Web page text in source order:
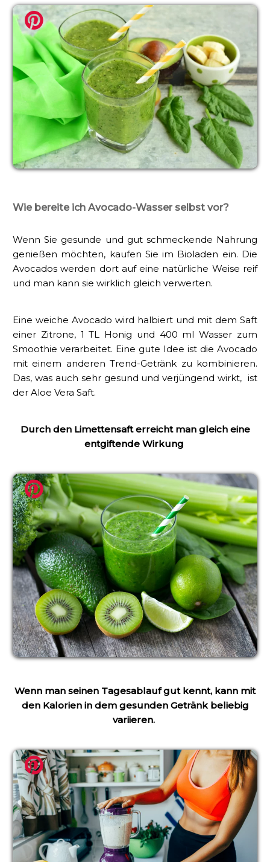
Wie bereite ich Avocado-Wasser selbst vor?
Wenn Sie gesunde und gut schmeckende Nahrung
genießen möchten, kaufen Sie im Bioladen ein. Die
Avocados werden dort auf eine natürliche Weise reif
und man kann sie wirklich gleich verwerten.
Eine weiche Avocado wird halbiert und mit dem Saft
einer Zitrone, 1 TL Honig und 400 ml Wasser zum
Smoothie verarbeitet. Eine gute Idee ist die Avocado
mit einem anderen Trend-Getränk zu kombinieren.
Das, was auch sehr gesund und verjüngend wirkt, ist
der Aloe Vera Saft.
Durch den Limettensaft erreicht man gleich eine
entgiftende Wirkung
Wenn man seinen Tagesablauf gut kennt, kann mit
den Kalorien in dem gesunden Getränk beliebig
variieren.